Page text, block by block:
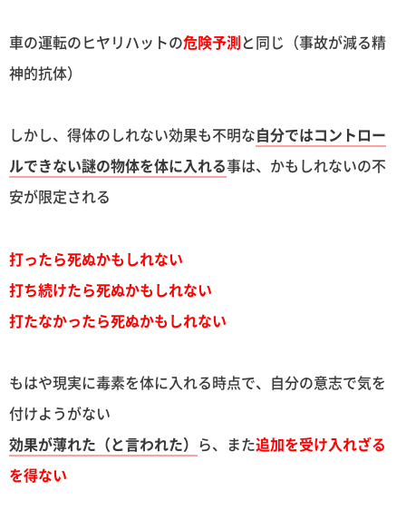
車の運転のヒヤリハットの危険予測と同じ（事故が減る精
神的抗体）
しかし、得体のしれない効果も不明な自分ではコントロー
ルできない謎の物体を体に入れる事は、かもしれないの不
安が限定される
打ったら死ぬかもしれない
打ち続けたら死ぬかもしれない
打たなかったら死ぬかもしれない
もはや現実に毒素を体に入れる時点で、自分の意志で気を
付けようがない
効果が薄れた（と言われた） ら、また追加を受け入れざる
を得ない